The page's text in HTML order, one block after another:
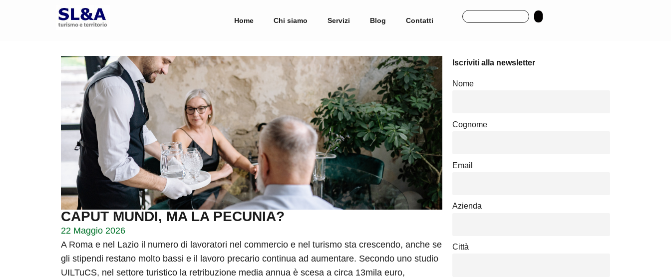
Home Chi siamo Servizi Blog Contatti
CAPUT MUNDI, MA LA PECUNIA?
22 Maggio 2026
A Roma e nel Lazio il numero di lavoratori nel commercio e nel turismo sta crescendo, anche se
gli stipendi restano molto bassi e il lavoro precario continua ad aumentare. Secondo uno studio
UILTuCS, nel settore turistico la retribuzione media annua è scesa a circa 13mila euro,
Iscriviti alla newsletter
Nome
Cognome
Email
Azienda
Città